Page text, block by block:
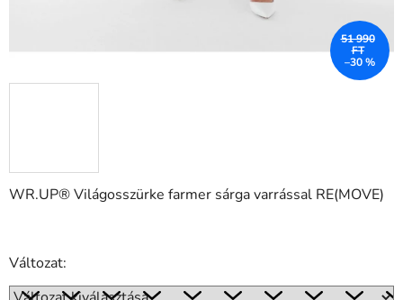
WR.UP® Világosszürke farmer sárga varrással RE(MOVE)
Változat:
51 990
FT
–30 %